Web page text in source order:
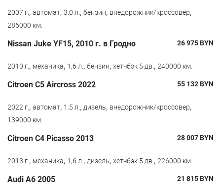
2007 г., автомат, 3.0 л., бензин, внедорожник/кроссовер,
286000 км.
Nissan Juke YF15, 2010 г. в Гродно 26 975BYN
2010 г., механика, 1,6 л., бензин, хетчбэк 5 дв., 240000 км.
Citroen С5 Aircross 2022 55 132BYN
2022 г., автомат, 1.5 л., дизель, внедорожник/кроссовер,
139000 км.
Citroen C4 Picasso 2013 28 007BYN
2013 г., механика, 1,6 л., дизель, хетчбэк 5 дв., 226000 км.
Audi A6 2005 21 815BYN